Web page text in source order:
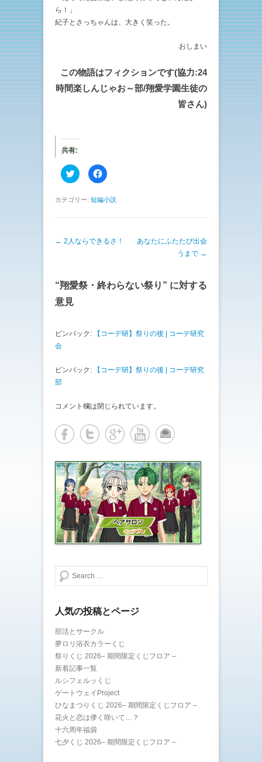
ら！」
紀子とさっちゃんは、大きく笑った。
おしまい
この物語はフィクションです(協力:24
時間楽しんじゃお～部/翔愛学園生徒の
皆さん)
共有:
ク
リ
し
w
t
(
新
ド
ま
す
F
a
b
k
有
リ
ッ
さ
い
ウ
ウ
で
き
ま
す
カテゴリー: 短編小説
投稿ナビゲーション
← 2人ならできるさ！
あなたにふたたび出会
うまで →
“翔愛祭・終わらない祭り ” に対する
意見
ピンバック:
【コーデ研】祭りの後 | コーデ研究
会
ピンバック:
【コーデ研】祭りの後 | コーデ研究
部
コメント欄は閉じられています。
検索する
人気の投稿とページ
部活とサークル
夢ロリ浴衣カラーくじ
祭りくじ 2026– 期間限定くじフロア –
新着記事一覧
ルシフェルッくじ
ゲートウェイProject
ひなまつりくじ 2026– 期間限定くじフロア –
花火と恋は儚く咲いて…？
十六周年福袋
七夕くじ 2026– 期間限定くじフロア –